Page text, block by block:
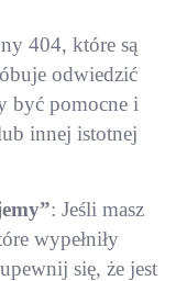
404, które są
odwiedzić
być pomocne i
innej istotnej
: Jeśli masz
wypełniły
się, że jest